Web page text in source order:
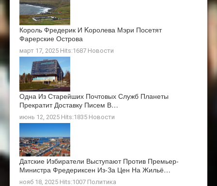
Король Фредерик И Kоролева Мэри Посетят
Фарерские Острова
март 17, 2025 Hits:1687 Новости
Одна Из Старейших Почтовых Служб Планеты
Прекратит Доставку Писем В…
июнь 12, 2025 Hits:1835 Новости
Датские Избиратели Выступают Против Премьер-
Министра Фредериксен Из-За Цен На Жильё…
нояб 18, 2025 Hits:1007 Политика